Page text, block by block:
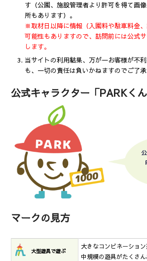
す（公園、施設管理者より許可を得て画
所もあります）。
※取材日以降に情報（入園料や駐車料金
可能性もありますので、訪問前には公式
します。
当サイトの利用結果、万が一お客様が不
も、一切の責任は負いかねますのでご了承
公式キャラクター「PARKくん
マークの見方
大型遊具で遊ぶ
大きなコンビネーション
中規模の遊具がたくさん